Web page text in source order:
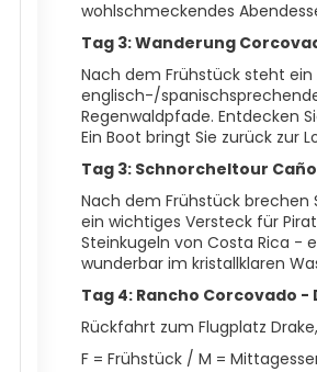
wohlschmeckendes
Tag 3: Wanderung
Nach dem Frühstück steht
englisch-/
Regenwaldpfade. Entdecken
Ein Boot bringt Sie zurück zur
Tag 3: Schnorcheltour
Nach dem Frühstück brechen
ein wichtiges Versteck für
Steinkugeln von Costa Rica -
wunderbar im kristallklaren
Tag 4: Rancho Corcovado -
Rückfahrt zum Flugplatz
F = Frühstück / M =